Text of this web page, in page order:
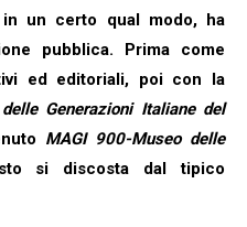
un certo qual modo, ha
pubblica. Prima come
ed editoriali, poi con la
delle Generazioni Italiane del
MAGI 900-Museo delle
si discosta dal tipico